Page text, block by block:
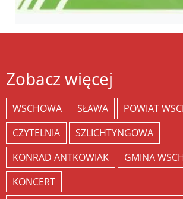
Zobacz więcej
WSCHOWA SŁAWA
POWIAT
CZYTELNIA
SZLICHTYNGOWA
KONRAD ANTKOWIAK
GMINA
KONCERT